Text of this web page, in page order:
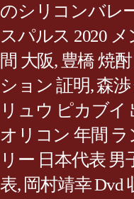
のシリコンバレ
スパルス 2020
間 大阪, 豊橋 焼
ション 証明,森渉
リュウ ピカブイ
オリコン 年間 ラ
リー 日本代表 男
表, 岡村靖幸 Dvd